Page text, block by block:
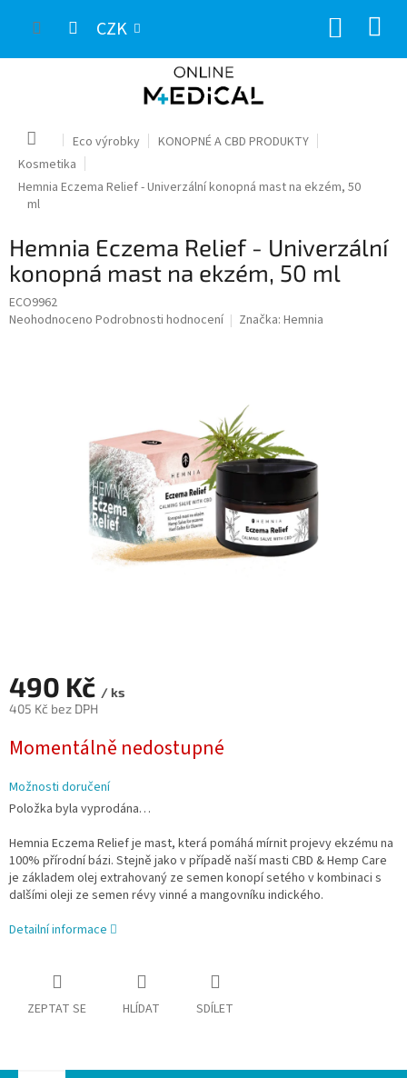
CZK
Domů Eco výrobky
KONOPNÉ A CBD PRODUKTY
Kosmetika
Hemnia Eczema Relief - Univerzální konopná mast na ekzém, 50
ml
Hemnia Eczema Relief - Univerzální
konopná mast na ekzém, 50 ml
ECO9962
Průměrné
Neohodnoceno Podrobnosti hodnocení Značka: Hemnia
490 Kč / ks
405 Kč bez DPH
cena:
Momentálně nedostupné
Možnosti doručení
Položka byla vyprodána…
Hemnia Eczema Relief je mast, která pomáhá mírnit projevy ekzému na
100% přírodní bázi. Stejně jako v případě naší masti CBD & Hemp Care
je základem olej extrahovaný ze semen konopí setého v kombinaci s
dalšími oleji ze semen révy vinné a mangovníku indického.
Detailní informace
ZEPTAT SE HLÍDAT SDÍLET